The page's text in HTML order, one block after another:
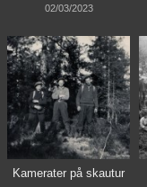
02/03/2023
Kamerater på skautur